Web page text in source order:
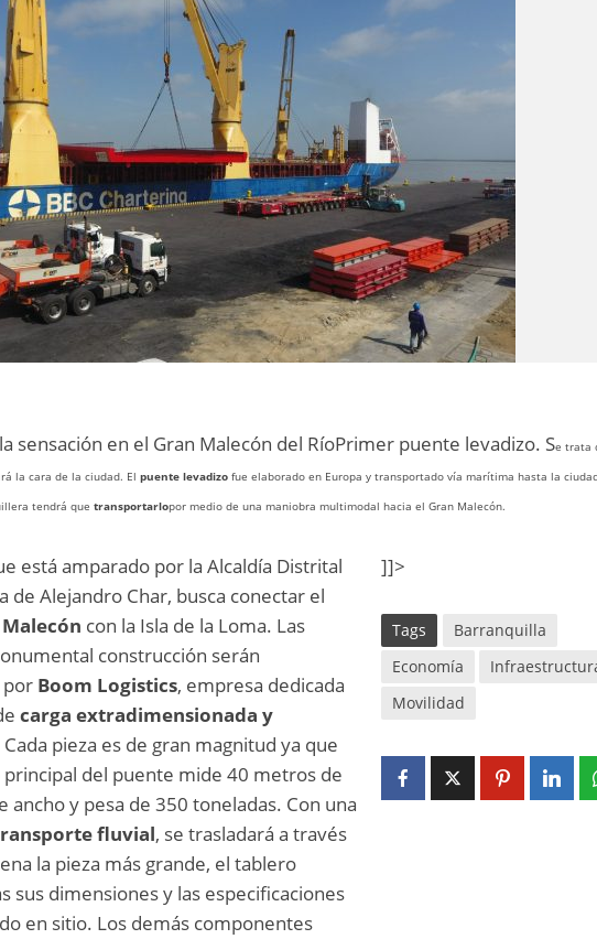
sensación en el Gran Malecón del RíoPrimer puente levadizo. Se trata
la cara de la ciudad. Elpuente levadizo fue elaborado en Europa y transportado vía marítima hasta la
tendrá que transportarlopor medio de una maniobra multimodal hacia el Gran Malecón.
está amparado por la Alcaldía Distrital
de Alejandro Char, busca conectar el
con la Isla de la Loma. Las
construcción serán
Boom Logistics, empresa dedicada
carga extradimensionada y
Cada pieza es de gran magnitud ya que
del puente mide 40 metros de
ancho y pesa de 350 toneladas. Con una
fluvial, se trasladará a través
la pieza más grande, el tablero
sus dimensiones y las especificaciones
en sitio. Los demás componentes
]]>
Tags
Barranquilla
Economía
Movilidad